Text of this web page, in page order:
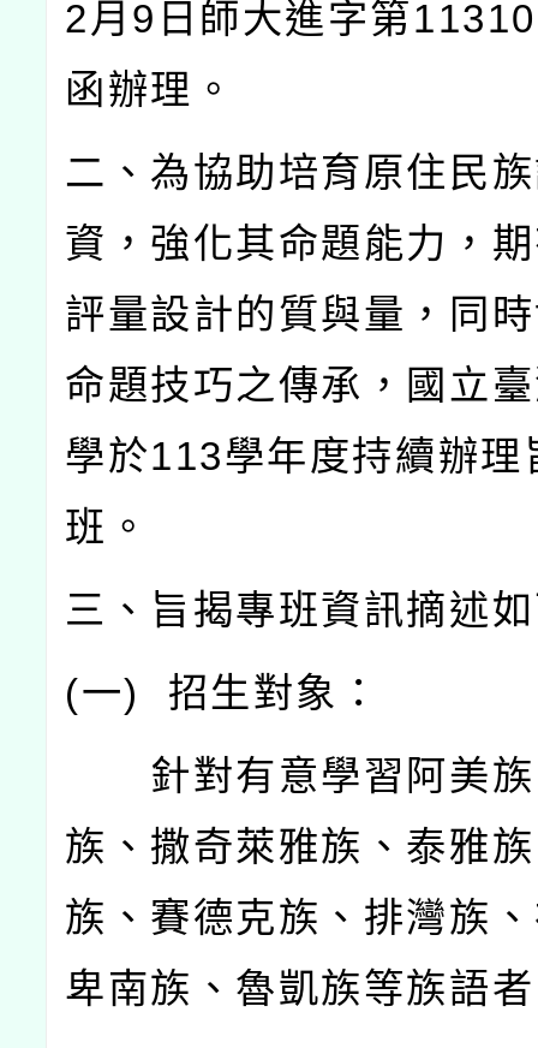
2月 9 日師大進字第
函辦理。
二、為協助培育原住民
資，強化其命題能力，
評量設計的質與量，同
命題技巧之傳承，國立
學於113學年度持續辦理
班。
三、旨揭專班資訊摘述
(一) 招生對象：
針對有意學習阿美族
族、撒奇萊雅族、泰雅
族、賽德克族、排灣族
卑南族、魯凱族等族語